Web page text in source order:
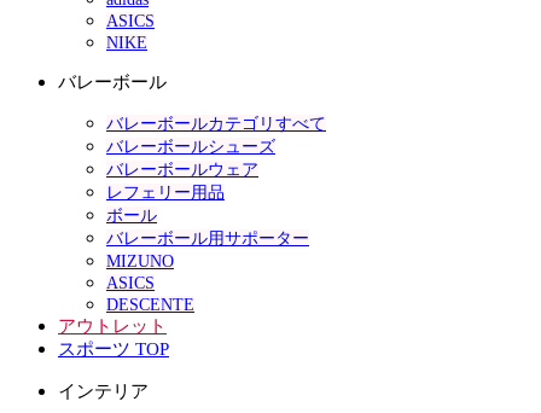
ASICS
NIKE
バレーボール
バレーボールカテゴリすべて
バレーボールシューズ
バレーボールウェア
レフェリー用品
ボール
バレーボール用サポーター
MIZUNO
ASICS
DESCENTE
アウトレット
スポーツ TOP
インテリア